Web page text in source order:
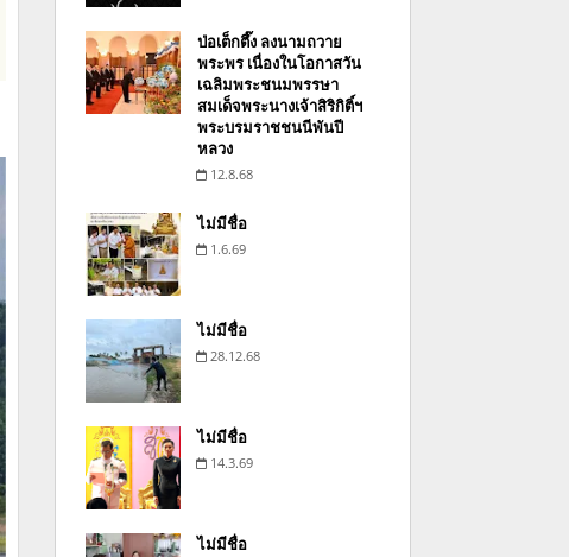
ป่อเต็กตึ๊ง ลงนามถวาย
พระพร เนื่องในโอกาสวัน
เฉลิมพระชนมพรรษา
สมเด็จพระนางเจ้าสิริกิติ์ฯ
พระบรมราชชนนีพันปี
หลวง
12.8.68
ไม่มีชื่อ
1.6.69
ไม่มีชื่อ
28.12.68
ไม่มีชื่อ
14.3.69
ไม่มีชื่อ